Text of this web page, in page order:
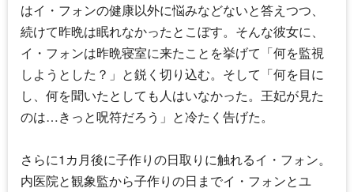
はイ・フォンの健康以外に悩みなどないと答えつつ、
続けて昨晩は眠れなかったとこぼす。そんな彼女に、
イ・フォンは昨晩寝室に来たことを挙げて「何を監視
しようとした？」と鋭く切り込む。そして「何を目に
し、何を聞いたとしても人はいなかった。王妃が見た
のは…きっと呪符だろう」と冷たく告げた。
さらに1カ月後に子作りの日取りに触れるイ・フォン。
内医院と観象監から子作りの日までイ・フォンとユ